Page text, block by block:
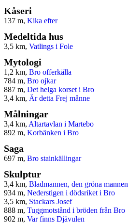
Kåseri
137 m, Kika efter
Medeltida hus
3,5 km, Vatlings i Fole
Mytologi
1,2 km, Bro offerkälla
784 m, Bro ojkar
887 m, Det helga korset i Bro
3,4 km, Är detta Frej månne
Målningar
3,4 km, Altartavlan i Martebo
892 m, Korbänken i Bro
Saga
697 m, Bro stainkällingar
Skulptur
3,4 km, Bladmannen, den gröna mannen
934 m, Nederstigen i dödsriket i Bro
3,5 km, Stackars Josef
888 m, Tuggmotstånd i bröden från Bro
902 m, Var finns Djävulen